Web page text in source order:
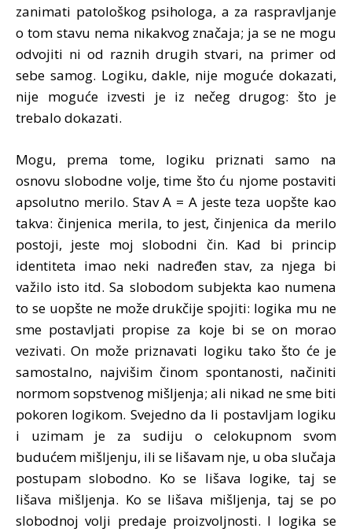
zanimati patološkog psihologa, a za raspravljanje
o tom stavu nema nikakvog značaja; ja se ne mogu
odvojiti ni od raznih drugih stvari, na primer od
sebe samog. Logiku, dakle, nije moguće dokazati,
nije moguće izvesti je iz nečeg drugog: što je
trebalo dokazati.
Mogu, prema tome, logiku priznati samo na
osnovu slobodne volje, time što ću njome postaviti
apsolutno merilo. Stav A = A jeste teza uopšte kao
takva: činjenica merila, to jest, činjenica da merilo
postoji, jeste moj slobodni čin. Kad bi princip
identiteta imao neki nadređen stav, za njega bi
važilo isto itd. Sa slobodom subjekta kao numena
to se uopšte ne može drukčije spojiti: logika mu ne
sme postavljati propise za koje bi se on morao
vezivati. On može priznavati logiku tako što će je
samostalno, najvišim činom spontanosti, načiniti
normom sopstvenog mišljenja; ali nikad ne sme biti
pokoren logikom. Svejedno da li postavljam logiku
i uzimam je za sudiju o celokupnom svom
budućem mišljenju, ili se lišavam nje, u oba slučaja
postupam slobodno. Ko se lišava logike, taj se
lišava mišljenja. Ko se lišava mišljenja, taj se po
slobodnoj volji predaje proizvoljnosti. I logika se